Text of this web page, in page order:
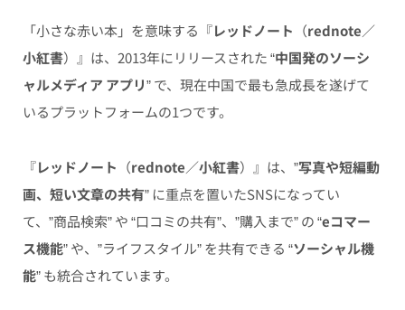
「小さな赤い本」を意味する『レッドノート （rednote／
小紅書）』は、2013年にリリースされた “中国発のソーシ
ャルメディア アプリ” で、現在中国で最も急成長を遂げて
いるプラットフォームの1つです。
『レッドノート （rednote／小紅書）』は、”写真や短編動
画、短い文章の共有” に重点を置いたSNSになってい
て、”商品検索” や “口コミの共有”、”購入まで” の “eコマー
ス機能” や、”ライフスタイル” を共有できる “ソーシャル機
能” も統合されています。